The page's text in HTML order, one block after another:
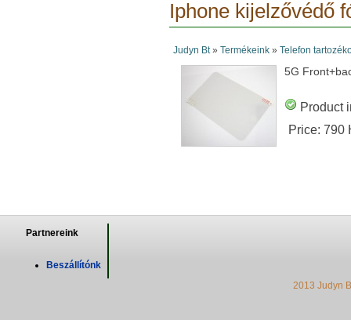
Iphone kijelzővédő
Judyn Bt» Termékeink» Telefon
5G
Product
Price: 790
Partnereink
Beszállítónk
2013 Judyn